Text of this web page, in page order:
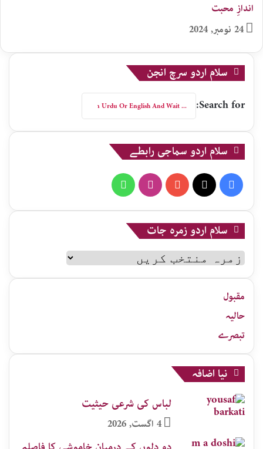
اندازِ محبت
24 نومبر, 2024
سلام اردو سرچ انجن
Search for:
سلام اردو سماجی رابطے
Facebook
YouTube
Instagram
WhatsApp
سلام اردو زمرہ جات
سلام
اردو
زمرہ
جات
مقبول
حالیہ
تبصرے
نیا اضافہ
لباس کی شرعی حیثیت
4 اگست, 2026